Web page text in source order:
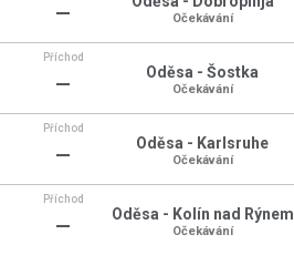
— Očekávání
Příchod
—
Oděsa - Šostka
Očekávání
Příchod
—
Oděsa - Karlsruhe
Očekávání
Příchod
—
Oděsa - Kolín nad Rýnem
Očekávání